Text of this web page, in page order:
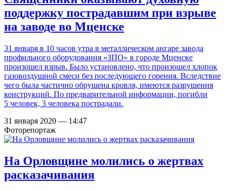
поддержку пострадавшим при взрыве
на заводе во Мценске
31 января в 10 часов утра в металлическом ангаре завода
профильного оборудования «ЗПО» в городе Мценске
произошел взрыв. Было установлено, что произошел хлопок
газовоздушной смеси без последующего горения. Вследствие
чего была частично обрушена кровля, имеются разрушения
конструкций. По предварительной информации, погибли
5 человек, 3 человека пострадали.
31 января 2020 — 14:47
Фоторепортаж
На Орловщине молились о жертвах
расказачивания